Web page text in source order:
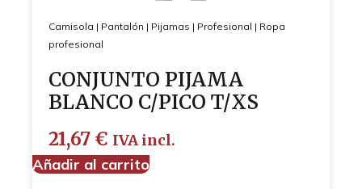
Camisola | Pantalón | Pijamas | Profesional | Ropa
profesional
CONJUNTO PIJAMA
BLANCO C/PICO T/XS
21,67 € IVA incl.
Añadir al carrito